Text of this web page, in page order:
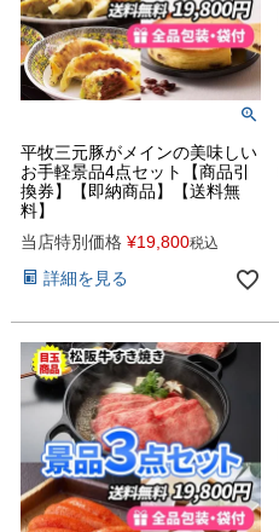
平牧三元豚がメインの美味しい
お手軽景品4点セット【商品引
換券】【即納商品】【送料無
料】
当店特別価格 ¥19,800税込
詳細を見る